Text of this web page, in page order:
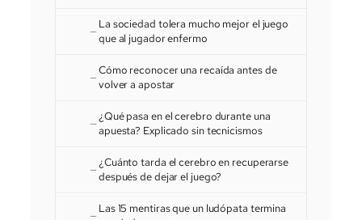
La sociedad tolera mucho mejor el juego
que al jugador enfermo
Cómo reconocer una recaída antes de
volver a apostar
¿Qué pasa en el cerebro durante una
apuesta? Explicado sin tecnicismos
¿Cuánto tarda el cerebro en recuperarse
después de dejar el juego?
Las 15 mentiras que un ludópata termina